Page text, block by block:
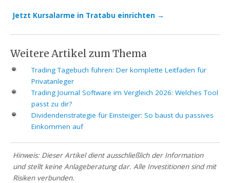
Jetzt Kursalarme in Tratabu einrichten →
Weitere Artikel zum Thema
Trading Tagebuch führen: Der komplette Leitfaden für
Privatanleger
Trading Journal Software im Vergleich 2026: Welches Tool
passt zu dir?
Dividendenstrategie für Einsteiger: So baust du passives
Einkommen auf
Hinweis: Dieser Artikel dient ausschließlich der Information
und stellt keine Anlageberatung dar. Alle Investitionen sind mit
Risiken verbunden.